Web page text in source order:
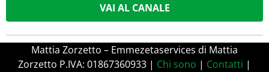
VAI AL CANALE
Mattia Zorzetto – Emmezetaservices di Mattia
Zorzetto P.IVA: 01867360933 | Chi sono | Contatti |